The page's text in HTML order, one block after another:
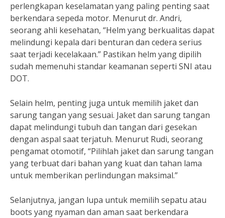
perlengkapan keselamatan yang paling penting saat
berkendara sepeda motor. Menurut dr. Andri,
seorang ahli kesehatan, “Helm yang berkualitas dapat
melindungi kepala dari benturan dan cedera serius
saat terjadi kecelakaan.” Pastikan helm yang dipilih
sudah memenuhi standar keamanan seperti SNI atau
DOT.
Selain helm, penting juga untuk memilih jaket dan
sarung tangan yang sesuai. Jaket dan sarung tangan
dapat melindungi tubuh dan tangan dari gesekan
dengan aspal saat terjatuh. Menurut Rudi, seorang
pengamat otomotif, “Pilihlah jaket dan sarung tangan
yang terbuat dari bahan yang kuat dan tahan lama
untuk memberikan perlindungan maksimal.”
Selanjutnya, jangan lupa untuk memilih sepatu atau
boots yang nyaman dan aman saat berkendara